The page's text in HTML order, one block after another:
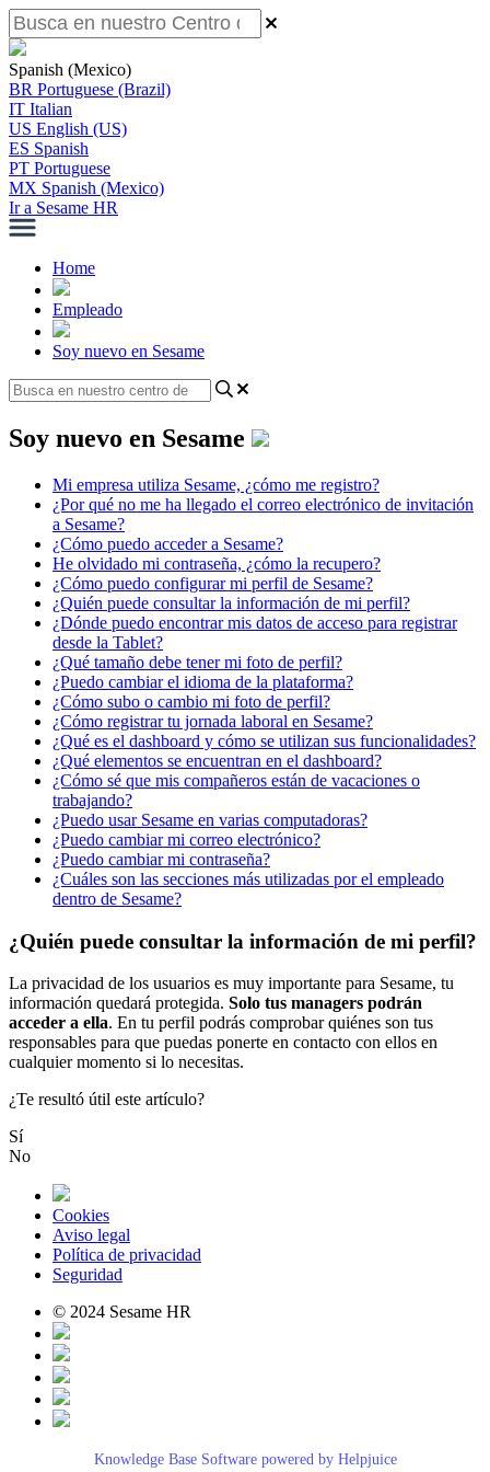
Spanish (Mexico)
BR Portuguese (Brazil)
IT Italian
US English (US)
ES Spanish
PT Portuguese
MX Spanish (Mexico)
Ir a Sesame HR
Home
Empleado
Soy nuevo en Sesame
Soy nuevo en Sesame
Mi empresa utiliza Sesame, ¿cómo me registro?
¿Por qué no me ha llegado el correo electrónico de invitación
a Sesame?
¿Cómo puedo acceder a Sesame?
He olvidado mi contraseña, ¿cómo la recupero?
¿Cómo puedo configurar mi perfil de Sesame?
¿Quién puede consultar la información de mi perfil?
¿Dónde puedo encontrar mis datos de acceso para registrar
desde la Tablet?
¿Qué tamaño debe tener mi foto de perfil?
¿Puedo cambiar el idioma de la plataforma?
¿Cómo subo o cambio mi foto de perfil?
¿Cómo registrar tu jornada laboral en Sesame?
¿Qué es el dashboard y cómo se utilizan sus funcionalidades?
¿Qué elementos se encuentran en el dashboard?
¿Cómo sé que mis compañeros están de vacaciones o
trabajando?
¿Puedo usar Sesame en varias computadoras?
¿Puedo cambiar mi correo electrónico?
¿Puedo cambiar mi contraseña?
¿Cuáles son las secciones más utilizadas por el empleado
dentro de Sesame?
¿Quién puede consultar la información de mi perfil?
La privacidad de los usuarios es muy importante para Sesame, tu
información quedará protegida. Solo tus managers podrán
acceder a ella. En tu perfil podrás comprobar quiénes son tus
responsables para que puedas ponerte en contacto con ellos en
cualquier momento si lo necesitas.
¿Te resultó útil este artículo?
Sí
No
Cookies
Aviso legal
Política de privacidad
Seguridad
© 2024 Sesame HR
Knowledge Base Software powered by Helpjuice